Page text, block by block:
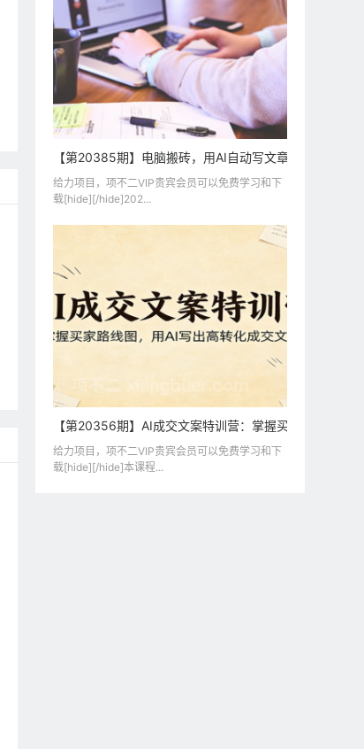
【第20385期】电脑搬砖，用AI自动写文章，每月稳赚
给力项目，项不二VIP贵宾会员可以免费学习和下
载[hide][/hide]202...
【第20356期】AI成交文案特训营：掌握买家路线图，
给力项目，项不二VIP贵宾会员可以免费学习和下
载[hide][/hide]本课程...